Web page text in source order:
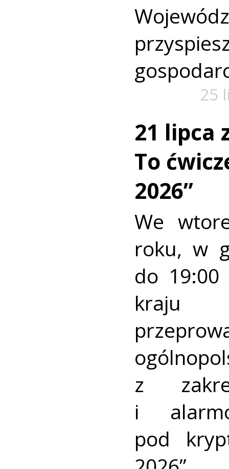
25
21 lipca
To
2026”
We
roku, w
do 19:00
z
i
pod